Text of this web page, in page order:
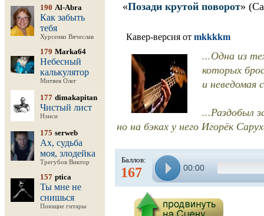
190 Al-Abra
Как забыть
тебя
Хурсенко Вячеслав
179 Marka64
Небесный
калькулятор
Митяев Олег
177 dimakapitan
Чистый лист
Нэнси
175 serweb
Ах, судьба
моя, злодейка
Трегубов Виктор
157 ptica
Ты мне не
снишься
Поющие гитары
«Позади крутой поворот»
Кавер-версия от mkkkkm
...Одна из
которых
и неведомая
...Раздобыл
но на бэках у него Игорёк
Баллов:
167 00:00